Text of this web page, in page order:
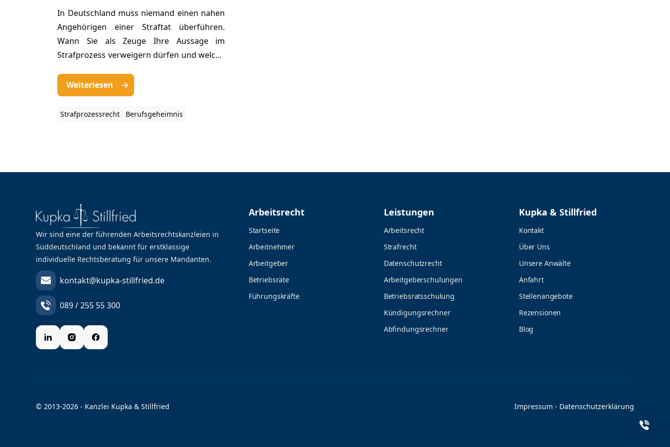
In Deutschland muss niemand einen nahen
Angehörigen einer Straftat überführen.
Wann Sie als Zeuge Ihre Aussage im
Strafprozess verweigern dürfen und welche
nachfolgenden Beitrag.
Weiterlesen
Strafprozessrecht Berufsgeheimnis
Wir sind eine der führenden Arbeitsrechtskanzleien in
Süddeutschland und bekannt für erstklassige
individuelle Rechtsberatung für unsere Mandanten.
kontakt@kupka-stillfried.de
089 / 255 55 300
Arbeitsrecht
Startseite
Arbeitnehmer
Arbeitgeber
Betriebsräte
Führungskräfte
Leistungen
Arbeitsrecht
Strafrecht
Datenschutzrecht
Arbeitgeberschulungen
Betriebsratsschulung
Kündigungsrechner
Abfindungsrechner
Kupka & Stillfried
Kontakt
Über Uns
Unsere Anwälte
Anfahrt
Stellenangebote
Rezensionen
Blog
© 2013-2026 - Kanzlei Kupka & Stillfried Impressum - Datenschutzerklärung